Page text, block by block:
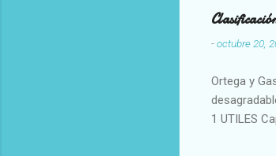
-octubre 20,
Ortega y
1 UTILES